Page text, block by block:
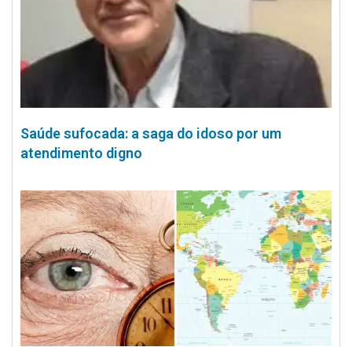
Saúde sufocada: a saga do idoso por um
atendimento digno